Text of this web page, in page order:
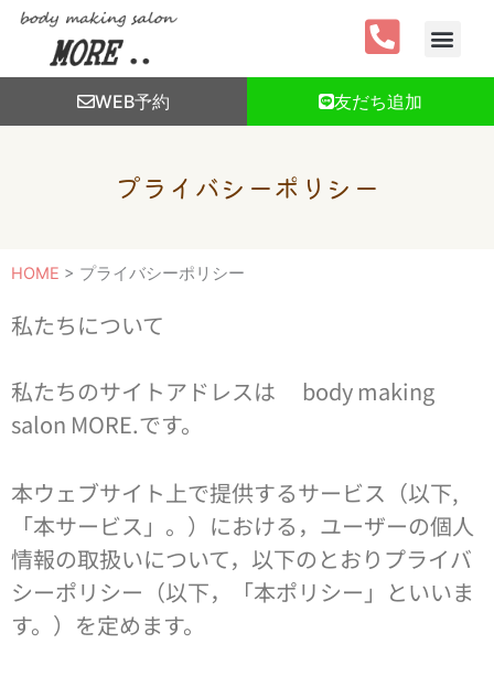
WEB予約 友だち追加
プライバシーポリシー
HOME > プライバシーポリシー
私たちについて
私たちのサイトアドレスは body making
salon MORE.です。
本ウェブサイト上で提供するサービス（以下,
「本サービス」。）における，ユーザーの個人
情報の取扱いについて，以下のとおりプライバ
シーポリシー（以下，「本ポリシー」といいま
す。）を定めます。